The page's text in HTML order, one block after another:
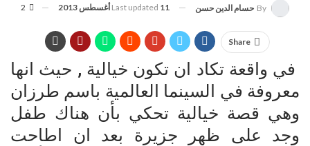
By حسام الدين حسن Last updated 11 أغسطس 2013
Share
في واقعة تكاد ان تكون خيالية , حيث انها
معروفة في السينما العالمية باسم طرزان
وهي قصة خيالية تحكي بأن هناك طفل
وجد على ظهر جزيرة بعد ان اطاحت